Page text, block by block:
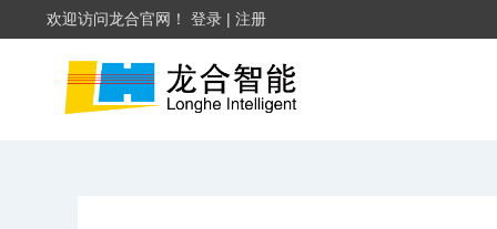
欢迎访问龙合官网！ 登录 | 注册